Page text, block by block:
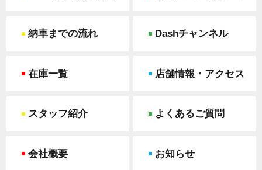
納車までの流れ Dashチャンネル
在庫一覧 店舗情報・アクセス
スタッフ紹介 よくあるご質問
会社概要 お知らせ